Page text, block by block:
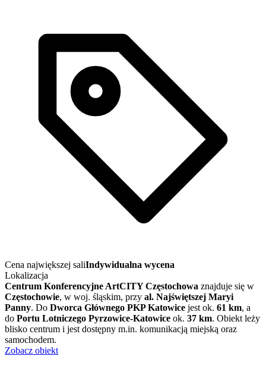
Cena największej saliIndywidualna wycena
Lokalizacja
Centrum Konferencyjne ArtCITY Częstochowa znajduje się w
Częstochowie, w woj. śląskim, przy al. Najświętszej Maryi
Panny. Do Dworca Głównego PKP Katowice jest ok. 61 km, a
do Portu Lotniczego Pyrzowice-Katowice ok. 37 km. Obiekt leży
blisko centrum i jest dostępny m.in. komunikacją miejską oraz
samochodem.
Zobacz obiekt